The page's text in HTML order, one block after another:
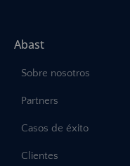
Abast
Sobre nosotros
Partners
Casos de éxito
Clientes